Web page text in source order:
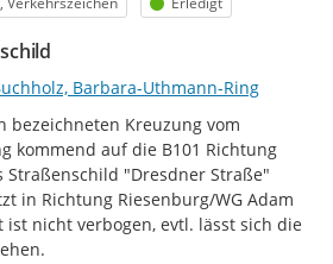
Barbara-Uthmann-Ring
bezeichneten Kreuzung vom
kommend auf die B101 Richtung
Straßenschild "Dresdner Straße"
in Richtung Riesenburg/WG Adam
ist nicht verbogen, evtl. lässt sich die